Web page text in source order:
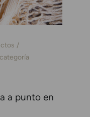
a punto en